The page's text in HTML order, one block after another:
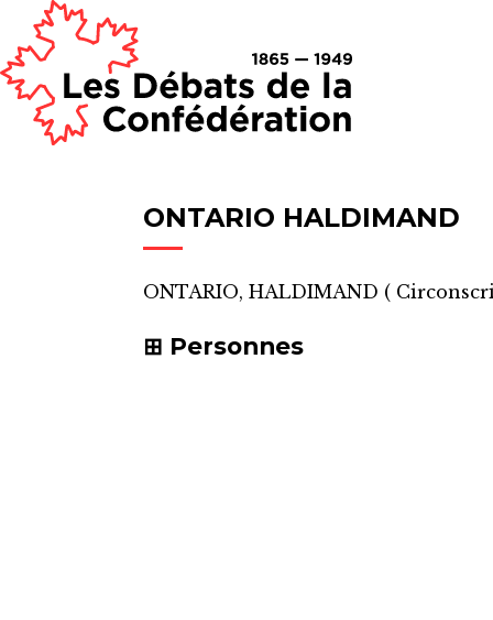
ONTARIO HALDIMAND
ONTARIO, HALDIMAND (
Personnes